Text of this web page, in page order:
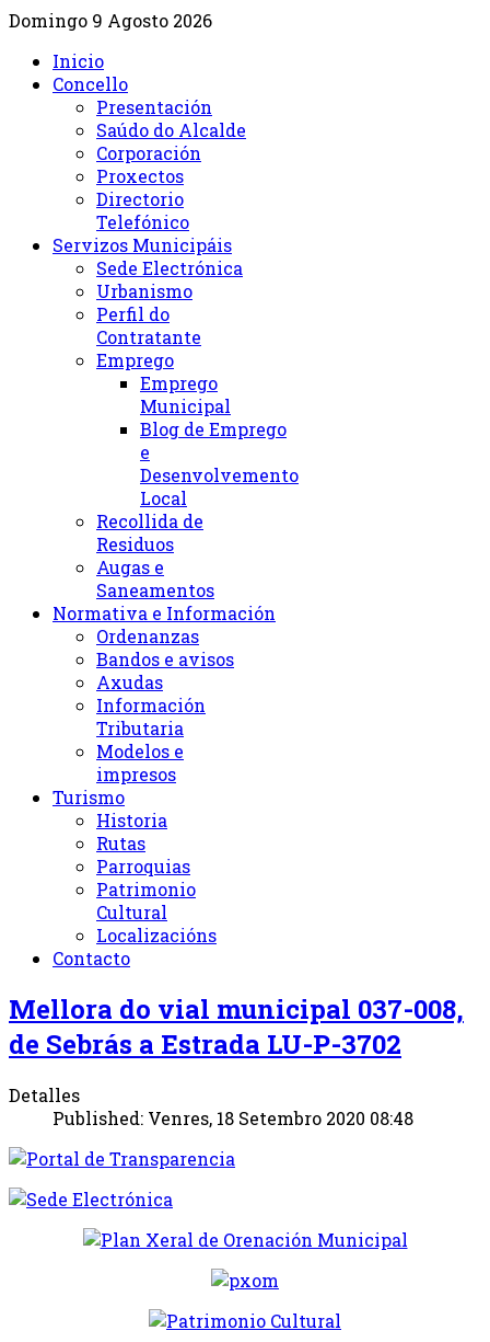
Domingo 9 Agosto 2026
Inicio
Concello
Presentación
Saúdo do Alcalde
Corporación
Proxectos
Directorio
Telefónico
Servizos Municipáis
Sede Electrónica
Urbanismo
Perfil do
Contratante
Emprego
Emprego
Municipal
Blog de Emprego
e
Desenvolvemento
Local
Recollida de
Residuos
Augas e
Saneamentos
Normativa e Información
Ordenanzas
Bandos e avisos
Axudas
Información
Tributaria
Modelos e
impresos
Turismo
Historia
Rutas
Parroquias
Patrimonio
Cultural
Localizacións
Contacto
Mellora do vial municipal 037-008,
de Sebrás a Estrada LU-P-3702
Detalles
Published: Venres, 18 Setembro 2020 08:48